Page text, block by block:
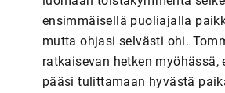
ensimmäisellä puoliajalla
mutta ohjasi selvästi ohi.
ratkaisevan hetken
pääsi tulittamaan hyvästä